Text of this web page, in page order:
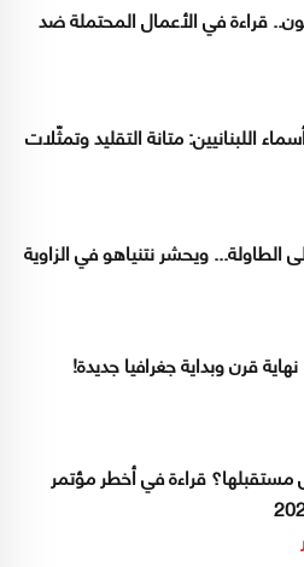
قراءة في الأعمال المحتملة ضد
اللبنانيين: متانة التقليد وتمثّلات
الطاولة... ويحشر نتنياهو في الزاوية
قرن وبداية جغرافيا جديدة!
مستقبلها؟ قراءة في أخطر مؤتمر